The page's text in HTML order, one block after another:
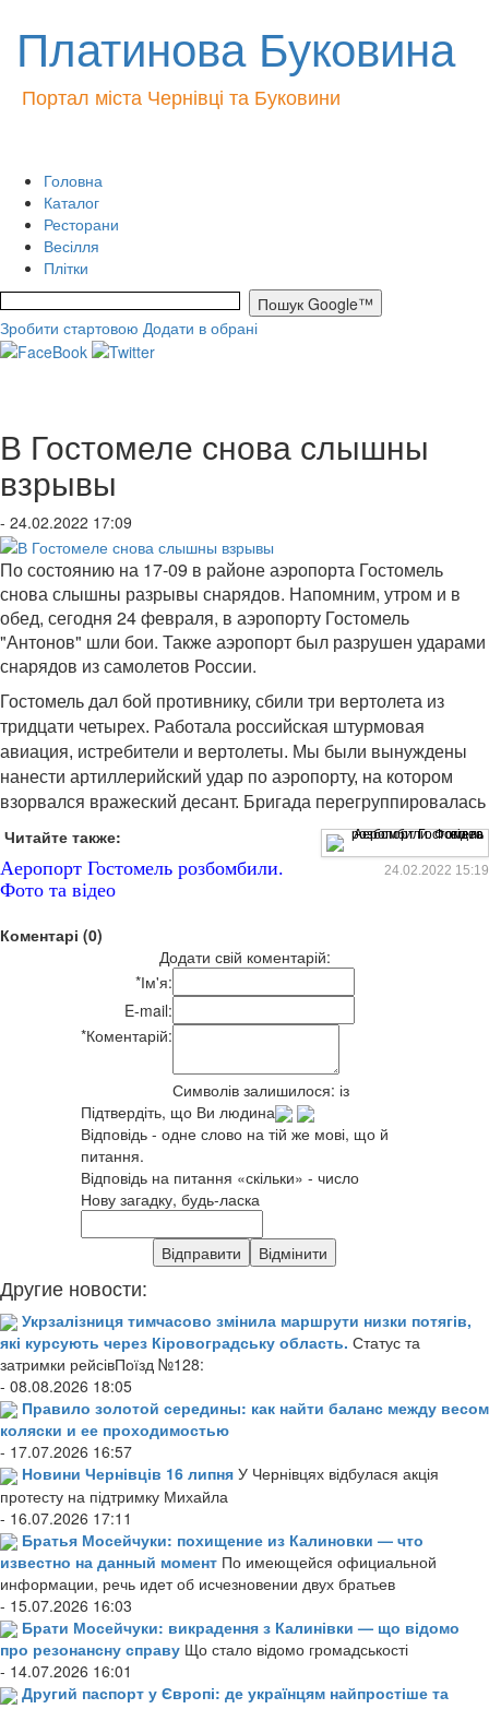
Платинова Буковина
Портал міста Чернівці та Буковини
Головна
Каталог
Ресторани
Весілля
Плітки
Зробити стартовою Додати в обрані
В Гостомеле снова слышны
взрывы
- 24.02.2022 17:09
По состоянию на 17-09 в районе аэропорта Гостомель
снова слышны разрывы снарядов. Напомним, утром и в
обед, сегодня 24 февраля, в аэропорту Гостомель
"Антонов" шли бои. Также аэропорт был разрушен ударами
снарядов из самолетов России.
Гостомель дал бой противнику, сбили три вертолета из
тридцати четырех. Работала российская штурмовая
авиация, истребители и вертолеты. Мы были вынуждены
нанести артиллерийский удар по аэропорту, на котором
взорвался вражеский десант. Бригада перегруппировалась
24.02.2022 15:19
Читайте также:
Аеропорт Гостомель розбомбили.
Фото та відео
Коментарі (0)
Додати свій коментарій:
*Ім'я:
E-mail:
*Коментарій:
Символів залишилося: із
Підтвердіть, що Ви людина
Відповідь - одне слово на тій же мові, що й
питання.
Відповідь на питання «скільки» - число
Нову загадку, будь-ласка
Другие новости:
Укрзалізниця тимчасово змінила маршрути низки потягів,
які курсують через Кіровоградську область. Статус та
затримки рейсівПоїзд №128:
- 08.08.2026 18:05
Правило золотой середины: как найти баланс между весом
коляски и ее проходимостью
- 17.07.2026 16:57
Новини Чернівців 16 липня У Чернівцях відбулася акція
протесту на підтримку Михайла
- 16.07.2026 17:11
Братья Мосейчуки: похищение из Калиновки — что
известно на данный момент По имеющейся официальной
информации, речь идет об исчезновении двух братьев
- 15.07.2026 16:03
Брати Мосейчуки: викрадення з Калинівки — що відомо
про резонансну справу Що стало відомо громадськості
- 14.07.2026 16:01
Другий паспорт у Європі: де українцям найпростіше та